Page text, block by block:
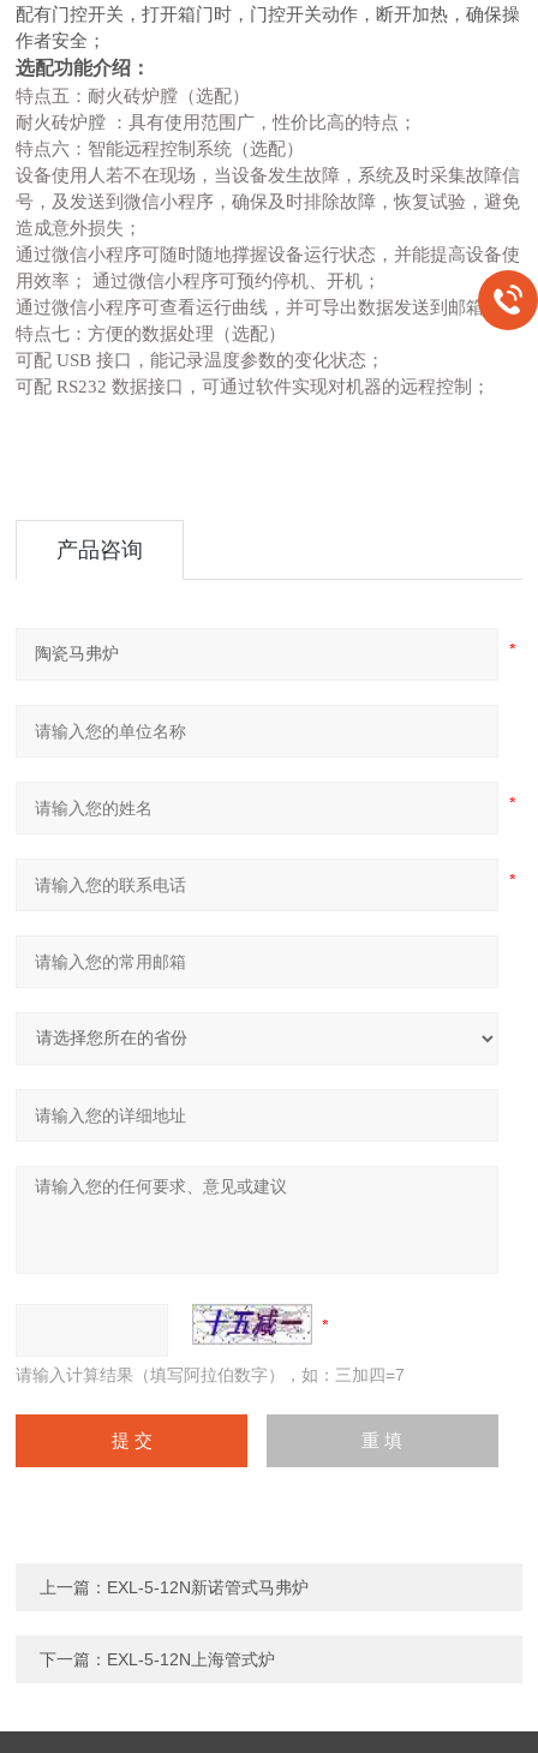
配有门控开关，打开箱门时，门控开关动作，断开加热，确保操
作者安全；
选配功能介绍：
特点五：耐火砖炉膛（选配）
耐火砖炉膛
：具有使用范围广，性价比高的特点；
特点六：智能远程控制系统（选配）
设备使用人若不在现场，当设备发生故障，系统及时采集故障信
号，及发送到微信小程序，确保及时排除故障，恢复试验，避免
造成意外损失；
通过微信小程序可随时随地撑握设备运行状态，并能提高设备使
用效率；
通过微信小程序可预约停机、开机；
通过微信小程序可查看运行曲线，并可导出数据发送到邮箱；
特点七：方便的数据处理（选配）
可配 USB 接口，能记录温度参数的变化状态；
可配 RS232 数据接口，可通过软件实现对机器的远程控制；
产品咨询
请输入计算结果（填写阿拉伯数字），如：三加四=7
上一篇： EXL-5-12N新诺管式马弗炉
下一篇： EXL-5-12N上海管式炉